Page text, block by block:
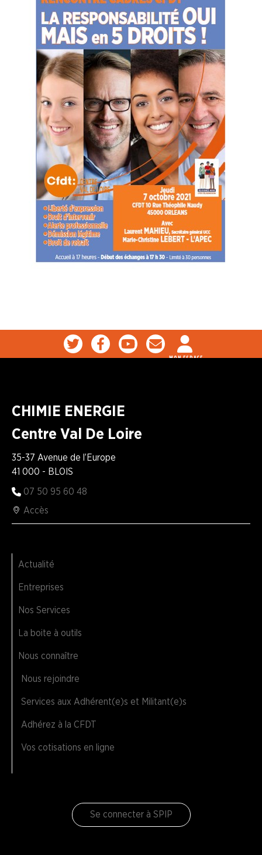
MON ESPACE
CHIMIE ENERGIE
Centre Val De Loire
35-37 Avenue de l’Europe
41 000 - BLOIS
07 50 95 60 48
Accès
Actualité
Entreprises
Nos Services
La boite à outils
Nous connaître
Nous rejoindre
Services aux Adhérent(e)s et Militant(e)s
Adhérez à la CFDT
Vos cotisations en ligne
Se connecter à SPIP